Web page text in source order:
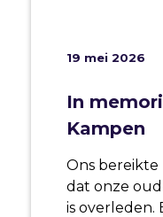
19 mei 2026
In
Kampen
Ons
dat onze
is overleden.